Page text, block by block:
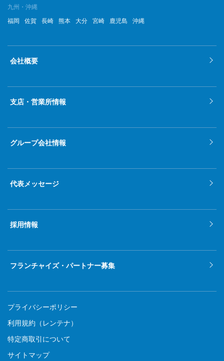
九州・沖縄
福岡
佐賀 長崎 熊本 大分 宮崎 鹿児島 沖縄
会社概要
支店・営業所情報
グループ会社情報
代表メッセージ
採用情報
フランチャイズ・パートナー募集
プライバシーポリシー
利用規約（レンテナ）
特定商取引について
サイトマップ